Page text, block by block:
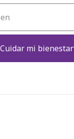
Cuidar mi bienestar